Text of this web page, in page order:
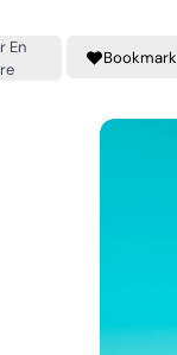
En
Bookmark